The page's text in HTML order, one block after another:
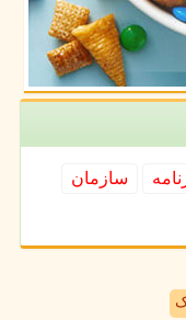
سازمان